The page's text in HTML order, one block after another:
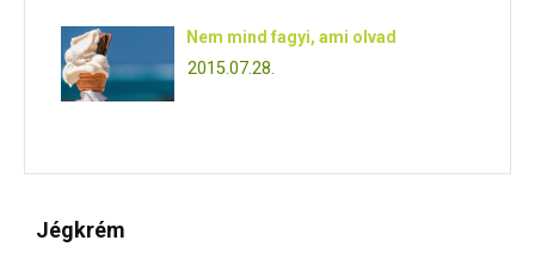
Nem mind fagyi, ami olvad
2015.07.28.
Jégkrém